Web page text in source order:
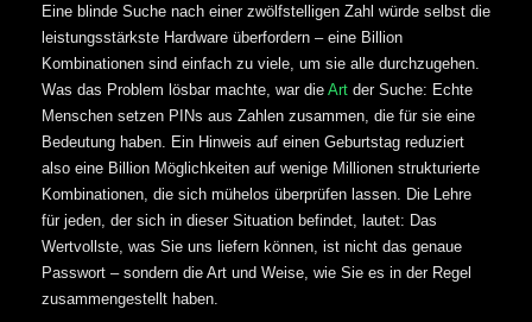
Eine blinde Suche nach einer zwölfstelligen Zahl würde selbst die
leistungsstärkste Hardware überfordern – eine Billion
Kombinationen sind einfach zu viele, um sie alle durchzugehen.
Was das Problem lösbar machte, war die Art der Suche: Echte
Menschen setzen PINs aus Zahlen zusammen, die für sie eine
Bedeutung haben. Ein Hinweis auf einen Geburtstag reduziert
also eine Billion Möglichkeiten auf wenige Millionen strukturierte
Kombinationen, die sich mühelos überprüfen lassen. Die Lehre
für jeden, der sich in dieser Situation befindet, lautet: Das
Wertvollste, was Sie uns liefern können, ist nicht das genaue
Passwort – sondern die Art und Weise, wie Sie es in der Regel
zusammengestellt haben.